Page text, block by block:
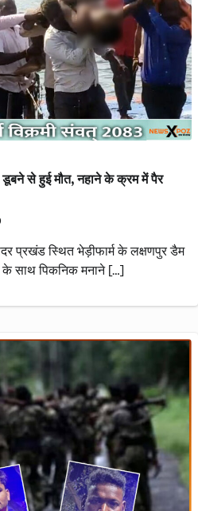
से हुई मौत, नहाने के क्रम में पैर
प्रखंड स्थित भेड़ीफार्म के लक्षणपुर डैम
साथ पिकनिक मनाने […]